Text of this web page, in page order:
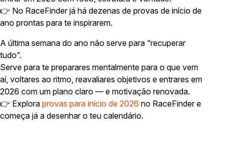
👉 No RaceFinder já há dezenas de provas de início de
ano prontas para te inspirarem.
A última semana do ano não serve para “recuperar
tudo”.
Serve para te preparares mentalmente para o que vem
aí, voltares ao ritmo, reavaliares objetivos e entrares em
2026 com um plano claro — e motivação renovada.
👉 Explora provas para início de 2026 no RaceFinder e
começa já a desenhar o teu calendário.